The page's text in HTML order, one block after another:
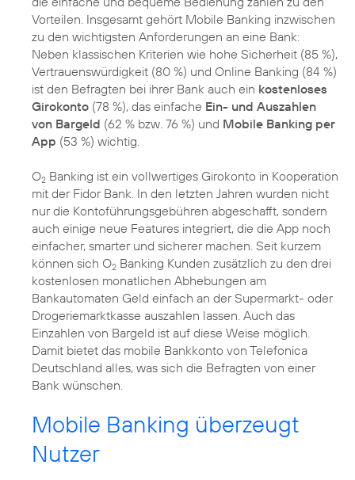
Vorteilen. Insgesamt gehört Mobile Banking inzwischen
zu den wichtigsten Anforderungen an eine Bank:
Neben klassischen Kriterien wie hohe Sicherheit (85 %),
Vertrauenswürdigkeit (80 %) und Online Banking (84 %)
ist den Befragten bei ihrer Bank auch ein kostenloses
Girokonto (78 %), das einfache Ein- und Auszahlen
von Bargeld (62 % bzw. 76 %) und Mobile Banking per
App (53 %) wichtig.
O2 Banking ist ein vollwertiges Girokonto in Kooperation
mit der Fidor Bank. In den letzten Jahren wurden nicht
nur die Kontoführungsgebühren abgeschafft, sondern
auch einige neue Features integriert, die die App noch
einfacher, smarter und sicherer machen. Seit kurzem
können sich O2 Banking Kunden zusätzlich zu den drei
kostenlosen monatlichen Abhebungen am
Bankautomaten Geld einfach an der Supermarkt- oder
Drogeriemarktkasse auszahlen lassen. Auch das
Einzahlen von Bargeld ist auf diese Weise möglich.
Damit bietet das mobile Bankkonto von Telefonica
Deutschland alles, was sich die Befragten von einer
Bank wünschen.
Mobile Banking überzeugt
Nutzer